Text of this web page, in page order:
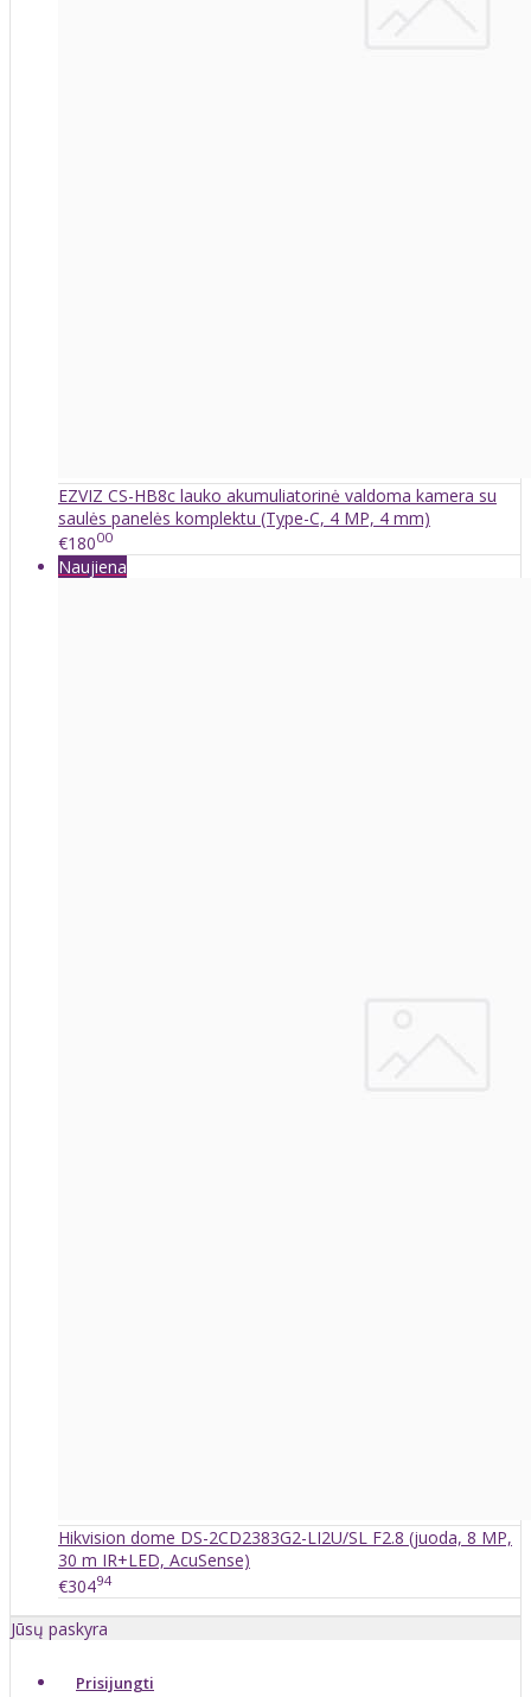
EZVIZ CS-HB8c lauko akumuliatorinė valdoma kamera su
saulės panelės komplektu (Type-C, 4 MP, 4 mm)
€18000
Naujiena
Hikvision dome DS-2CD2383G2-LI2U/SL F2.8 (juoda, 8 MP,
30 m IR+LED, AcuSense)
€30494
Jūsų paskyra
Prisijungti